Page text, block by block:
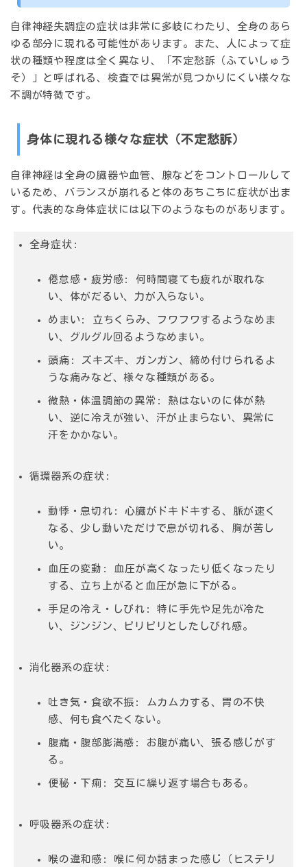
自律神経失調症の症状は非常に多岐にわたり、全身のあら
ゆる部分に現れる可能性があります。また、人によって症
状の種類や程度は全く異なり、
「不定愁訴（ふていしゅう
そ）」
と呼ばれる、検査では異常が見つかりにくい様々な
不調が特徴です。
身体に現れる様々な症状（不定愁訴）
自律神経は全身の臓器や血管、腺などをコントロールして
いるため、バランスが崩れると体のあちこちに症状が出ま
す。代表的な身体症状には以下のようなものがあります。
全身症状 :
倦怠感・疲労感 : 何時間寝ても疲れが取れな
い、体がだるい、力が入らない。
めまい : 立ちくらみ、フワフワするようなめま
い、グルグル回るようなめまい。
頭痛 : ズキズキ、ガンガン、締め付けられるよ
うな痛みなど、様々な種類がある。
微熱・体温調節の異常 : 熱はないのに体が熱
い、逆に冷えが強い、汗が止まらない、異常に
汗をかかない。
循環器系の症状 :
動悸・息切れ : 心臓がドキドキする、脈が速く
なる、少し動いただけで息が切れる、胸が苦し
い。
血圧の変動 : 血圧が高くなったり低くなったり
する、立ち上がると血圧が急に下がる。
手足の冷え・しびれ : 特に手先や足先が冷た
い、ジンジン、ピリピリとしたしびれ感。
消化器系の症状 :
吐き気・食欲不振 : ムカムカする、胃の不快
感、何も食べたくない。
腹痛・腹部膨満感 : お腹が痛い、張る感じがす
る。
便秘・下痢 : 交互に繰り返す場合もある。
呼吸器系の症状 :
喉の違和感 : 喉に何か詰まった感じ（ヒステリ